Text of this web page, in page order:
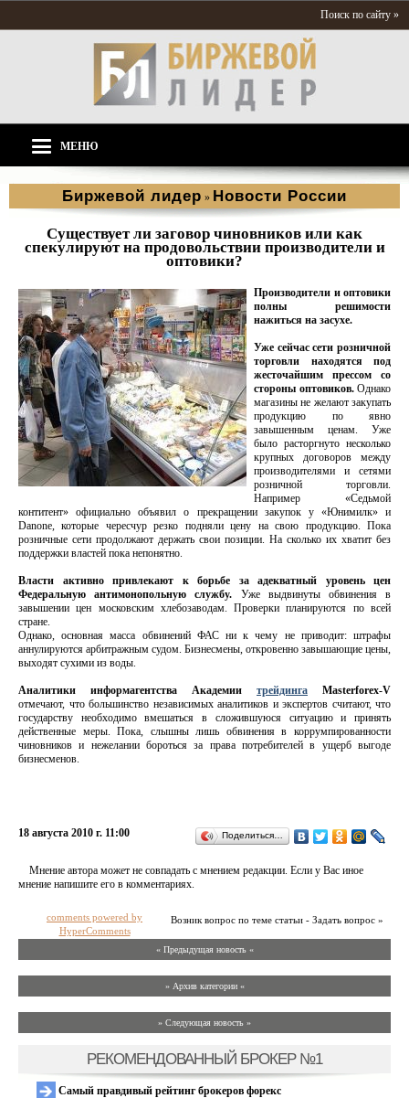
Поиск по сайту »
МЕНЮ
Биржевой лидер » Новости России
Существует ли заговор чиновников или как
спекулируют на продовольствии производители и
оптовики?
Производители и оптовики
полны решимости
нажиться на засухе.
Уже сейчас сети розничной
торговли находятся под
жесточайшим прессом со
стороны оптовиков.Однако
магазины не желают закупать
продукцию по явно
завышенным ценам. Уже
было расторгнуто несколько
крупных договоров между
производителями и сетями
розничной торговли.
Например «Седьмой
контитент» официально объявил о прекращении закупок у «Юнимилк» и
Danone, которые чересчур резко подняли цену на свою продукцию. Пока
розничные сети продолжают держать свои позиции. На сколько их хватит без
поддержки властей пока непонятно.
Власти активно привлекают к борьбе за адекватный уровень цен
Федеральную антимонопольную службу. Уже выдвинуты обвинения в
завышении цен московским хлебозаводам. Проверки планируются по всей
стране.
Однако, основная масса обвинений ФАС ни к чему не приводит: штрафы
аннулируются арбитражным судом. Бизнесмены, откровенно завышающие цены,
выходят сухими из воды.
Аналитики информагентства Академии трейдинга Masterforex-V
отмечают, что большинство независимых аналитиков и экспертов считают, что
государству необходимо вмешаться в сложившуюся ситуацию и принять
действенные меры. Пока, слышны лишь обвинения в коррумпированности
чиновников и нежелании бороться за права потребителей в ущерб выгоде
бизнесменов.
18 августа 2010 г. 11:00 Поделиться…
Мнение автора может не совпадать с мнением редакции. Если у Вас иное
мнение напишите его в комментариях.
Возник вопрос по теме статьи - Задать вопрос »
comments powered by
HyperComments
« Предыдущая новость «
» Архив категории «
» Следующая новость »
РЕКОМЕНДОВАННЫЙ БРОКЕР №1
Самый правдивый рейтинг брокеров форекс